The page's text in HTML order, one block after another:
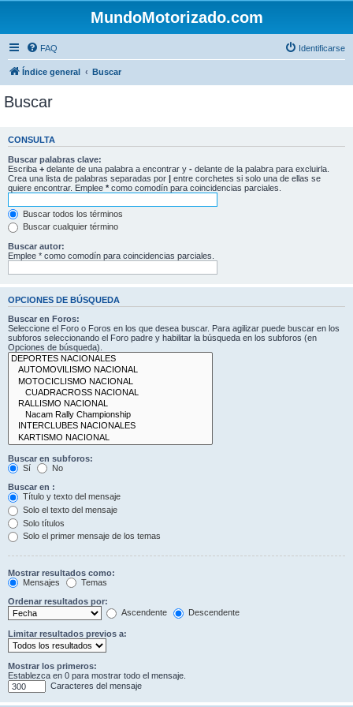
MundoMotorizado.com
FAQ Identificarse
Índice general Buscar
Buscar
CONSULTA
Buscar palabras clave:
Escriba + delante de una palabra a encontrar y - delante de la palabra para excluirla.
Crea una lista de palabras separadas por | entre corchetes si solo una de ellas se
quiere encontrar. Emplee * como comodín para coincidencias parciales.
Buscar todos los términos
Buscar cualquier término
Buscar autor:
Emplee * como comodín para coincidencias parciales.
OPCIONES DE BÚSQUEDA
Buscar en Foros:
Seleccione el Foro o Foros en los que desea buscar. Para agilizar puede buscar en los
subforos seleccionando el Foro padre y habilitar la búsqueda en los subforos (en
Opciones de búsqueda).
Buscar en subforos:
Sí
No
Buscar en :
Título y texto del mensaje
Solo el texto del mensaje
Solo títulos
Solo el primer mensaje de los temas
Mostrar resultados como:
Mensajes
Temas
Ordenar resultados por:
Ascendente
Descendente
Limitar resultados previos a:
Mostrar los primeros:
Establezca en 0 para mostrar todo el mensaje.
Caracteres del mensaje